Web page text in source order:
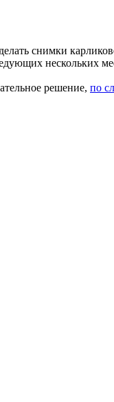
снимки
нескольких
решение, по